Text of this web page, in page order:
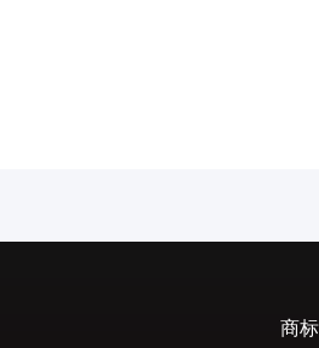
商